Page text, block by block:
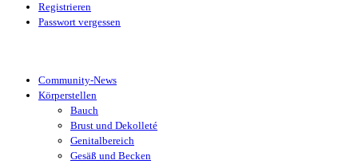
Registrieren
Passwort vergessen
Community-News
Körperstellen
Bauch
Brust und Dekolleté
Genitalbereich
Gesäß und Becken